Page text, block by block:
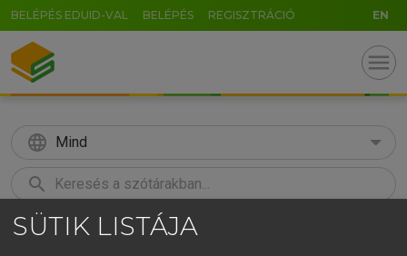
BELÉPÉS EDUID-VAL BELÉPÉS REGISZTRÁCIÓ EN
menu
language Mind
search
KERESÉS
SÜTIK LISTÁJA
GR